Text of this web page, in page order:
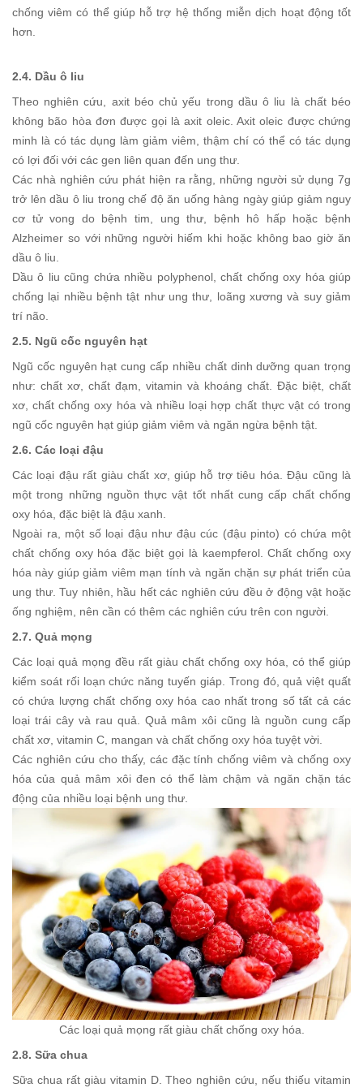
chống viêm có thể giúp hỗ trợ hệ thống miễn dịch hoạt động tốt
hơn.
2.4. Dầu ô liu
Theo nghiên cứu, axit béo chủ yếu trong dầu ô liu là chất béo
không bão hòa đơn được gọi là axit oleic. Axit oleic được chứng
minh là có tác dụng làm giảm viêm, thậm chí có thể có tác dụng
có lợi đối với các gen liên quan đến ung thư.
Các nhà nghiên cứu phát hiện ra rằng, những người sử dụng 7g
trở lên dầu ô liu trong chế độ ăn uống hàng ngày giúp giảm nguy
cơ tử vong do bệnh tim, ung thư, bệnh hô hấp hoặc bệnh
Alzheimer so với những người hiếm khi hoặc không bao giờ ăn
dầu ô liu.
Dầu ô liu cũng chứa nhiều polyphenol, chất chống oxy hóa giúp
chống lại nhiều bệnh tật như ung thư, loãng xương và suy giảm
trí não.
2.5. Ngũ cốc nguyên hạt
Ngũ cốc nguyên hạt cung cấp nhiều chất dinh dưỡng quan trọng
như: chất xơ, chất đạm, vitamin và khoáng chất. Đặc biệt, chất
xơ, chất chống oxy hóa và nhiều loại hợp chất thực vật có trong
ngũ cốc nguyên hạt giúp giảm viêm và ngăn ngừa bệnh tật.
2.6. Các loại đậu
Các loại đậu rất giàu chất xơ, giúp hỗ trợ tiêu hóa. Đậu cũng là
một trong những nguồn thực vật tốt nhất cung cấp chất chống
oxy hóa, đặc biệt là đậu xanh.
Ngoài ra, một số loại đậu như đậu cúc (đậu pinto) có chứa một
chất chống oxy hóa đặc biệt gọi là kaempferol. Chất chống oxy
hóa này giúp giảm viêm mạn tính và ngăn chặn sự phát triển của
ung thư. Tuy nhiên, hầu hết các nghiên cứu đều ở động vật hoặc
ống nghiệm, nên cần có thêm các nghiên cứu trên con người.
2.7. Quả mọng
Các loại quả mọng đều rất giàu chất chống oxy hóa, có thể giúp
kiểm soát rối loạn chức năng tuyến giáp. Trong đó, quả việt quất
có chứa lượng chất chống oxy hóa cao nhất trong số tất cả các
loại trái cây và rau quả. Quả mâm xôi cũng là nguồn cung cấp
chất xơ, vitamin C, mangan và chất chống oxy hóa tuyệt vời.
Các nghiên cứu cho thấy, các đặc tính chống viêm và chống oxy
hóa của quả mâm xôi đen có thể làm chậm và ngăn chặn tác
động của nhiều loại bệnh ung thư.
Các loại quả mọng rất giàu chất chống oxy hóa.
2.8. Sữa chua
Sữa chua rất giàu vitamin D. Theo nghiên cứu, nếu thiếu vitamin